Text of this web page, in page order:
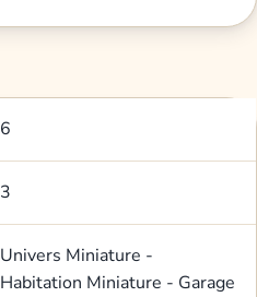
6
3
Univers Miniature -
Habitation Miniature - Garage